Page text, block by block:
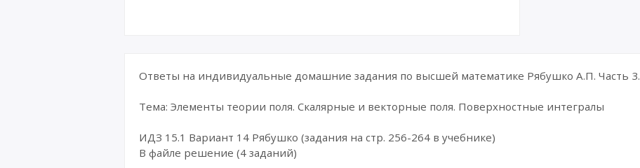
Ответы на индивидуальные домашние задания по высшей математике Рябушко А.П. Часть 3.
Тема: Элементы теории поля. Скалярные и векторные поля. Поверхностные интегралы
ИДЗ 15.1 Вариант 14 Рябушко (задания на стр. 256-264 в учебнике)
В файле решение (4 заданий)